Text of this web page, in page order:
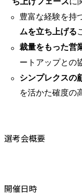
豊富な経験を持
ムを立ち上げる
裁量をもった営
ートアップとの
シンプレクスの
を活かた確度の
選考会概要
開催日時